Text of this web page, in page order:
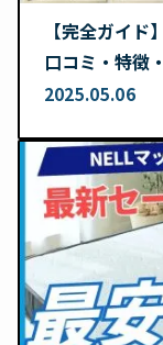
【完全ガイド
口コミ・特徴
2025.05.06